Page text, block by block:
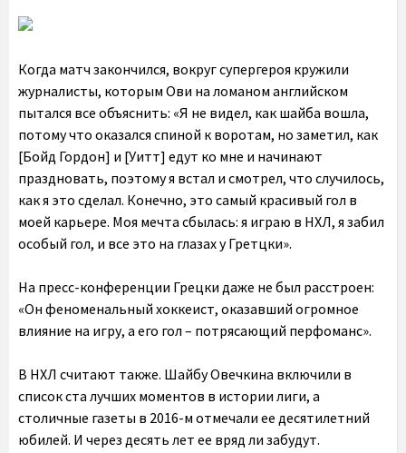
Когда матч закончился, вокруг супергероя кружили
журналисты, которым Ови на ломаном английском
пытался все объяснить: «Я не видел, как шайба вошла,
потому что оказался спиной к воротам, но заметил, как
[Бойд Гордон] и [Уитт] едут ко мне и начинают
праздновать, поэтому я встал и смотрел, что случилось,
как я это сделал. Конечно, это самый красивый гол в
моей карьере. Моя мечта сбылась: я играю в НХЛ, я забил
особый гол, и все это на глазах у Гретцки».
На пресс-конференции Грецки даже не был расстроен:
«Он феноменальный хоккеист, оказавший огромное
влияние на игру, а его гол – потрясающий перфоманс».
В НХЛ считают также. Шайбу Овечкина включили в
список ста лучших моментов в истории лиги, а
столичные газеты в 2016-м отмечали ее десятилетний
юбилей. И через десять лет ее вряд ли забудут.